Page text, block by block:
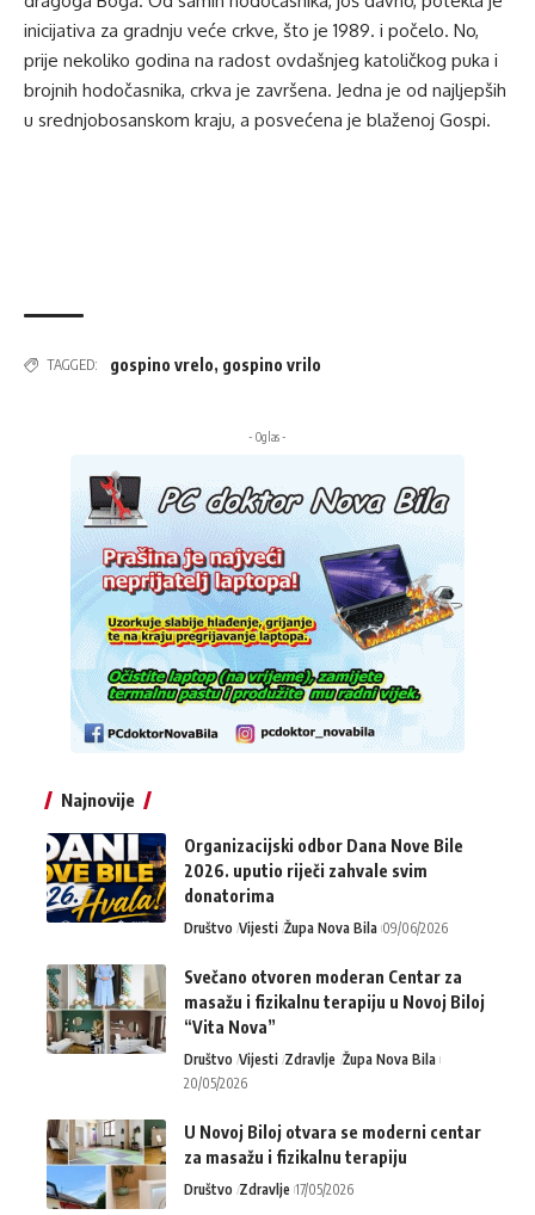
inicijativa za gradnju veće crkve, što je 1989. i počelo. No,
prije nekoliko godina na radost ovdašnjeg katoličkog puka i
brojnih hodočasnika, crkva je završena. Jedna je od najljepših
u srednjobosanskom kraju, a posvećena je blaženoj Gospi.
TAGGED: gospino vrelo, gospino vrilo
- Oglas -
Najnovije
Organizacijski odbor Dana Nove Bile
2026. uputio riječi zahvale svim
donatorima
Društvo Vijesti Župa Nova Bila 09/06/2026
Svečano otvoren moderan Centar za
masažu i fizikalnu terapiju u Novoj Biloj
“Vita Nova”
Društvo Vijesti Zdravlje Župa Nova Bila
20/05/2026
U Novoj Biloj otvara se moderni centar
za masažu i fizikalnu terapiju
Društvo Zdravlje 17/05/2026